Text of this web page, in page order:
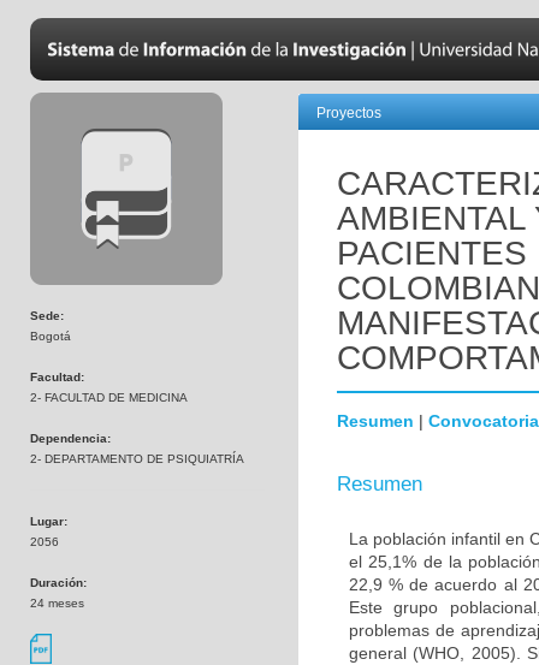
Sede:
Bogotá
Facultad:
2- FACULTAD DE MEDICINA
Dependencia:
2- DEPARTAMENTO DE PSIQUIATRÍA
Lugar:
2056
Duración:
24 meses
Proyectos
AMBIENTAL
Resumen | Convocatoria
Resumen
La población infantil en
el 25,1% de la
22,9 % de acuerdo al
Este grupo
problemas de
general (WHO, 2005).